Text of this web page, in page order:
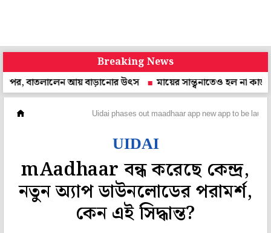
Breaking News
আয় বাড়ানোর উৎস
মায়ের সান্ত্বনাতেও হল না কাজ!
Uidai phases out maadhaar app new app to be
UIDAI
mAadhaar বন্ধ করেছে কেন্দ্র,
নতুন অ্যাপ ডাউনলোডের পরামর্শ,
কেন এই সিদ্ধান্ত?